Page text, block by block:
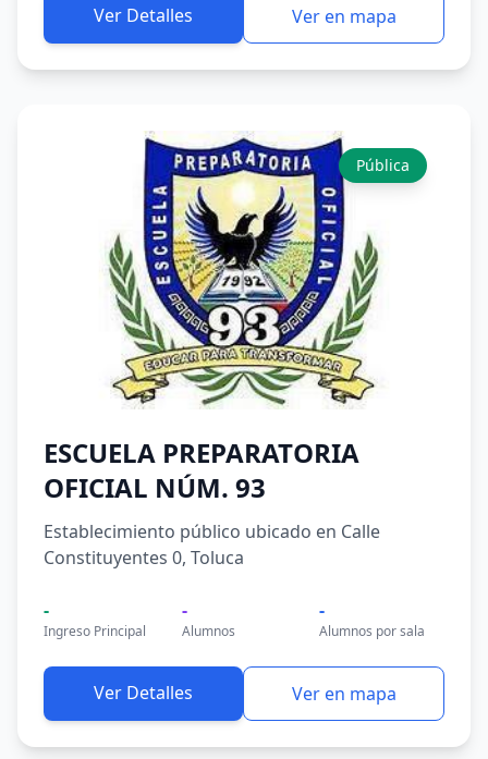
Ver Detalles Ver en mapa
Pública
ESCUELA PREPARATORIA
OFICIAL NÚM. 93
Establecimiento público ubicado en Calle
Constituyentes 0, Toluca
-
Ingreso Principal
-
Alumnos
-
Alumnos por sala
Ver Detalles Ver en mapa